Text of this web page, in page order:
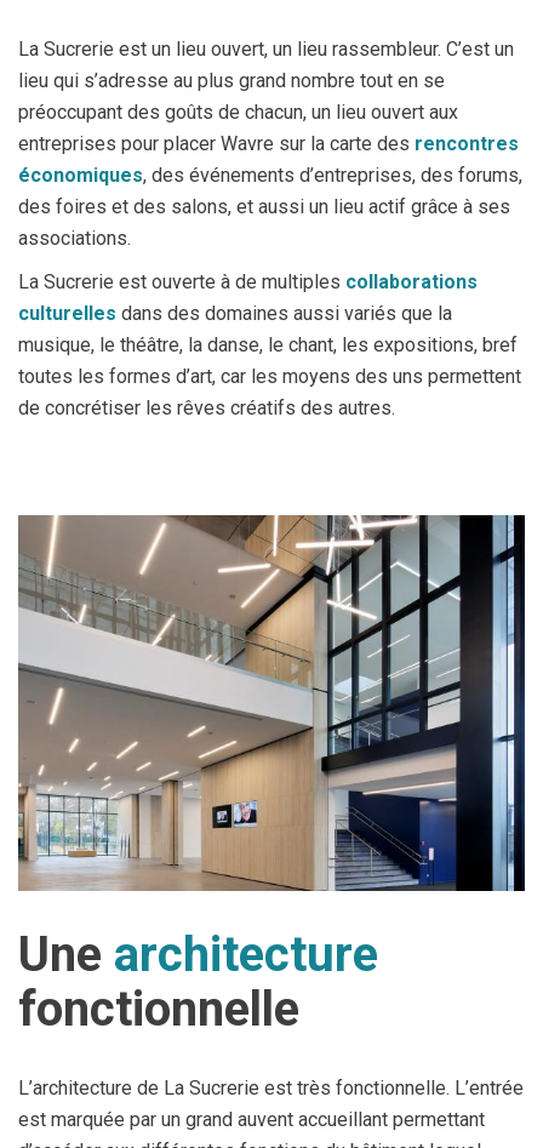
La Sucrerie est un lieu ouvert, un lieu rassembleur. C’est un
lieu qui s’adresse au plus grand nombre tout en se
préoccupant des goûts de chacun, un lieu ouvert aux
entreprises pour placer Wavre sur la carte des rencontres
économiques, des événements d’entreprises, des forums,
des foires et des salons, et aussi un lieu actif grâce à ses
associations.
La Sucrerie est ouverte à de multiples collaborations
culturelles dans des domaines aussi variés que la
musique, le théâtre, la danse, le chant, les expositions, bref
toutes les formes d’art, car les moyens des uns permettent
de concrétiser les rêves créatifs des autres.
Une architecture
fonctionnelle
L’architecture de La Sucrerie est très fonctionnelle. L’entrée
est marquée par un grand auvent accueillant permettant